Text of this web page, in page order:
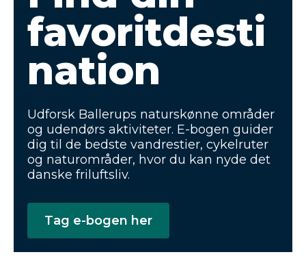
favoritdesti
nation
Udforsk Ballerups naturskønne områder
og udendørs aktiviteter. E-bogen guider
dig til de bedste vandrestier, cykelruter
og naturområder, hvor du kan nyde det
danske friluftsliv.
Tag e-bogen her